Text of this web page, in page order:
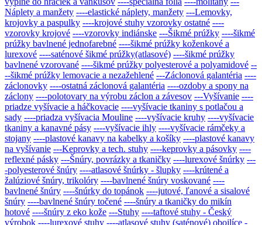
Náplety a manžety ----elastické náplety, manžety ---Lemovky,
krojovky a paspulky ----krojové stuhy vzorovky ostatné ----
vzorovky krojové ----vzorovky indiánske ---Šikmé prúžky ----šikmé
prúžky bavlnené jednofarebné ----šikmé prúžky koženkové a
lurexové ----saténové šikmé prúžky(atlasové) ----šikmé prúžky
bavlnené vzorované ----šikmé prúžky polyesterové a polyamidové --
--šikmé prúžky lemovacie a nezažehlené ---Záclonová galantéria ----
záclonovky ----ostatná záclonová galantéria ----ozdoby a spony na
záclony ----polotovary na výrobu záclon a závesov ---Vyšívanie ----
priadze vyšívacie a háčkovacie ----vyšívacie tkaniny s potlačou a
sady ----priadza vyšívacia Mouline ----vyšívacie kruhy ----vyšívacie
tkaniny a kanavné pásy ----vyšívacie ihly ----vyšívacie rámčeky a
stojany ----plastové kanavy na kabelky a košíky ----plastové kanavy
na vyšívanie ---Keprovky a tech. stuhy ----keprovky a pásovky ----
reflexné pásky ---Šnúry, povrázky a tkaničky ----lurexové šnúrky ---
-polyesterové šnúry ----atlasové šnúrky - šlupky ----krútené a
žalúziové šnúry, trikolóry ----bavlnené šnúry voskované ----
bavlnené šnúry ----šnúrky do topánok ----jutové, ľanové a sisalové
šnúry ----bavlnené šnúry točené ----šnúry a tkaničky do mikín
hotové ----šnúry z eko kože ---Stuhy ----taftové stuhy - Český
výrobok ----lurexové stuhy ----atlasové stuhy (saténové) obojlíce -